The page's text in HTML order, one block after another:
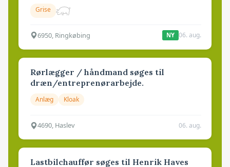
Grise
6950, Ringkøbing NY 06. aug.
Rørlægger / håndmand søges til
dræn/entreprenørarbejde.
Anlæg Kloak
4690, Haslev 06. aug.
Lastbilchauffør søges til Henrik Haves